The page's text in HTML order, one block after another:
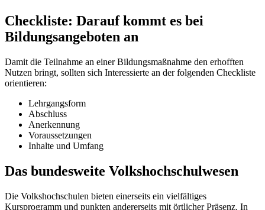
Checkliste: Darauf kommt es bei
Bildungsangeboten an
Damit die Teilnahme an einer Bildungsmaßnahme den erhofften
Nutzen bringt, sollten sich Interessierte an der folgenden Checkliste
orientieren:
Lehrgangsform
Abschluss
Anerkennung
Voraussetzungen
Inhalte und Umfang
Das bundesweite Volkshochschulwesen
Die Volkshochschulen bieten einerseits ein vielfältiges
Kursprogramm und punkten andererseits mit örtlicher Präsenz. In